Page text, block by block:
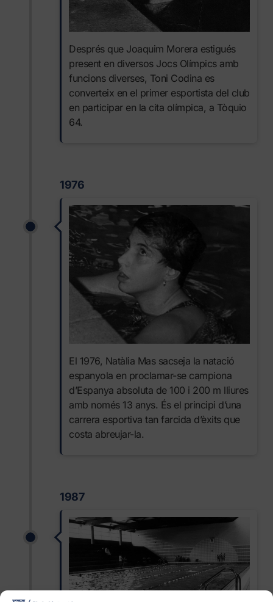
Després que Joaquim Morera estigués
present en diversos Jocs Olímpics amb
funcions diverses, Toni Codina es
converteix en el primer esportista del club
en participar en la cita olímpica, a Tòquio
64.
1976
El 1976, Natàlia Mas sacseja la natació
espanyola en proclamar-se campiona
d’Espanya absoluta de 100 i 200 m lliures
amb només 13 anys. És el principi d’una
carrera esportiva tan farcida d’èxits que
costa abreujar-la.
1987